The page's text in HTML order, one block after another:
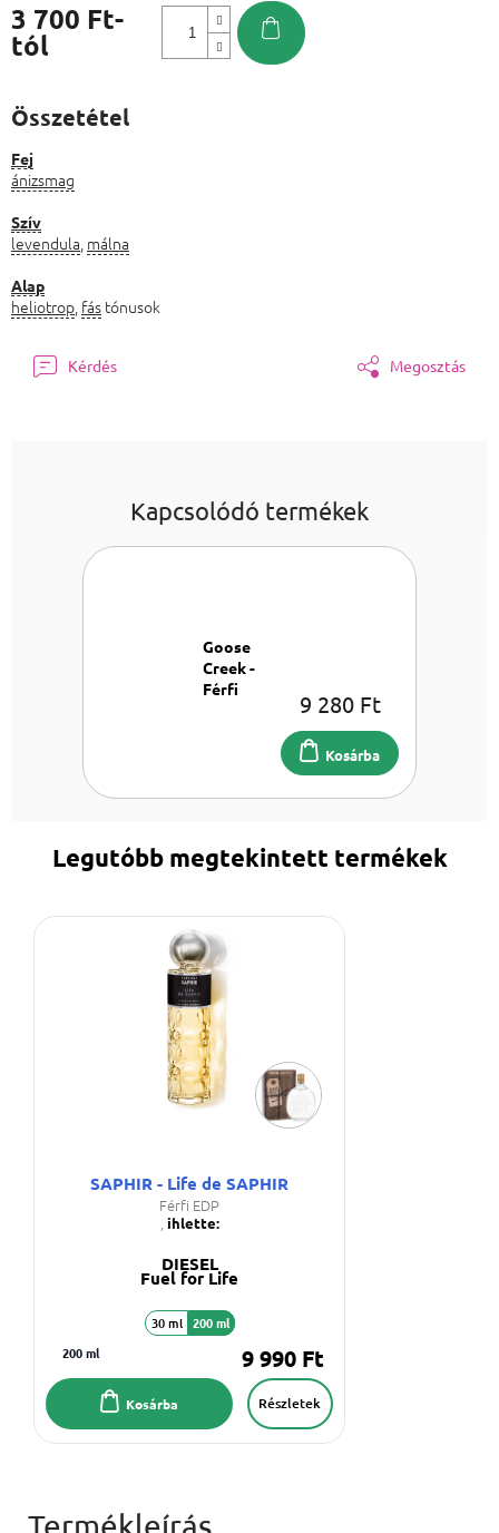
3 700 Ft-
tól
Összetétel
Fej
ánizsmag
Szív
levendula málna
Alap
heliotrop fás tónusok
Kérdés Megosztás
Kapcsolódó termékek
Goose
Creek -
Férfi
9 280 Ft
Kosárba
Legutóbb megtekintett termékek
SAPHIR - Life de SAPHIR
Férfi EDP
, ihlette:
DIESEL
Fuel for Life
30 ml 200 ml
200 ml
9 990 Ft
Részletek
Kosárba